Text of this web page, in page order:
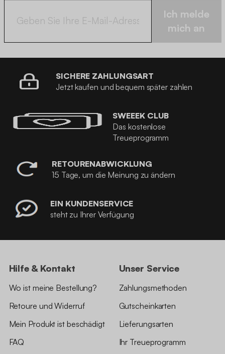
Ich melde
mich an
SICHERE ZAHLUNGSART
Jetzt kaufen und bequem später zahlen
SWEEEK CLUB
Das kostenlose
Treueprogramm
RETOURENABWICKLUNG
15 Tage, um die Meinung zu ändern
EIN KUNDENSERVICE
steht zu Ihrer Verfügung
Hilfe & Kontakt
Wo ist meine Bestellung?
Retoure und Widerruf
Mein Produkt ist beschädigt
FAQ
Unser Service
Zahlungsmethoden
Gutscheinkarten
Lieferungsarten
Ihr Treueprogramm